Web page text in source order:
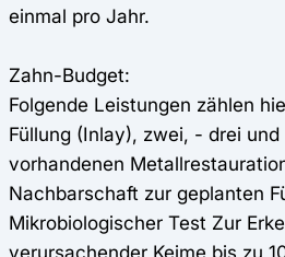
einmal pro Jahr.
Zahn-Budget:
Folgende Leistungen zählen
Füllung (Inlay), zwei, - drei
vorhandenen
Nachbarschaft zur geplanten
Mikrobiologischer Test Zur
verursachender Keime bis zu